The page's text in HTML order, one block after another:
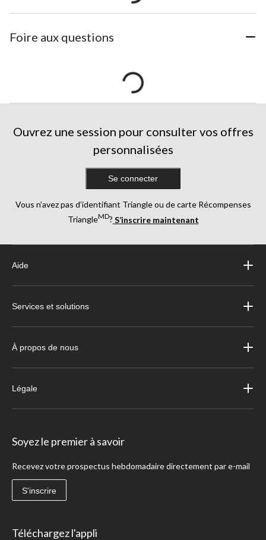
Foire aux questions
Ouvrez une session pour consulter vos offres
personnalisées
Se connecter
Vous n’avez pas d’identifiant Triangle ou de carte Récompenses
TriangleMD? S’inscrire maintenant
Aide
Services et solutions
À propos de nous
Légale
Soyez le premier à savoir
Recevez votre prospectus hebdomadaire directement par e-mail
S'inscrire
Téléchargez l'appli